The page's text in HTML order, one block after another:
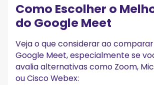
Como Escolher o
do Google Meet
Veja o que considerar ao
Google Meet, especialmente se
avalia alternativas como Zoom,
ou Cisco Webex: